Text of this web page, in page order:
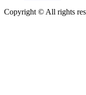
Copyright © All rights